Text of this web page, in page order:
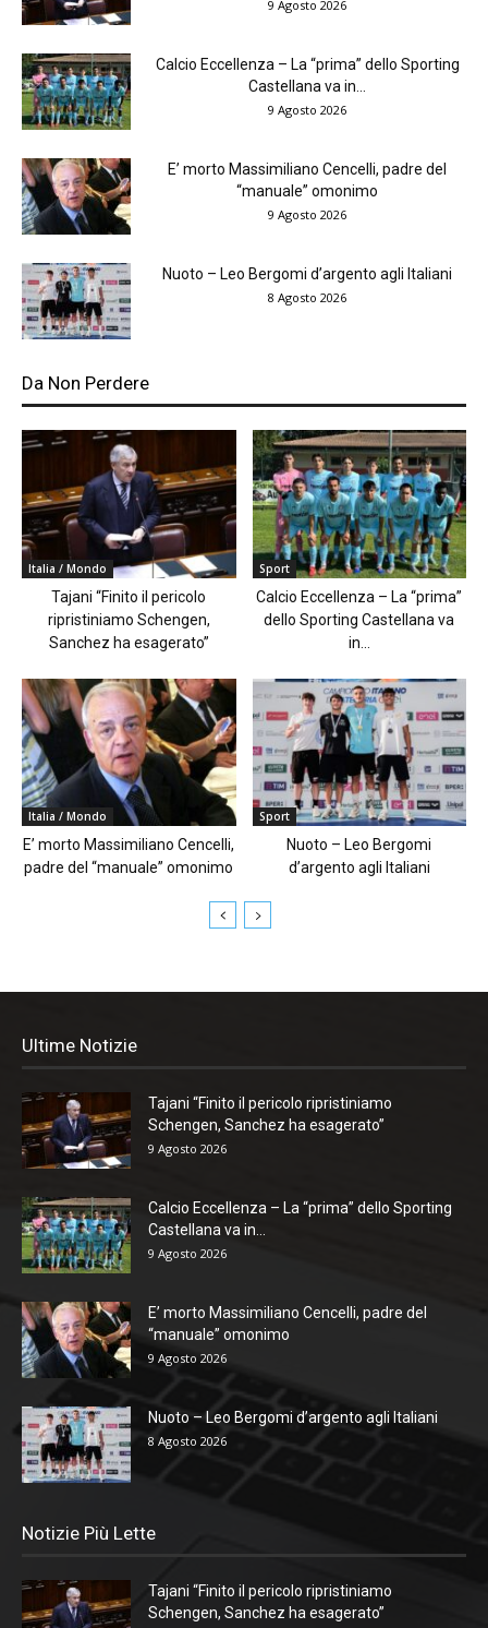
9 Agosto 2026
Calcio Eccellenza – La “prima” dello Sporting
Castellana va in...
9 Agosto 2026
E’ morto Massimiliano Cencelli, padre del
“manuale” omonimo
9 Agosto 2026
Nuoto – Leo Bergomi d’argento agli Italiani
8 Agosto 2026
Da Non Perdere
Italia / Mondo
Tajani “Finito il pericolo
ripristiniamo Schengen,
Sanchez ha esagerato”
Sport
Calcio Eccellenza – La “prima”
dello Sporting Castellana va
in...
Italia / Mondo
E’ morto Massimiliano Cencelli,
padre del “manuale” omonimo
Sport
Nuoto – Leo Bergomi
d’argento agli Italiani
Ultime Notizie
Tajani “Finito il pericolo ripristiniamo
Schengen, Sanchez ha esagerato”
9 Agosto 2026
Calcio Eccellenza – La “prima” dello Sporting
Castellana va in...
9 Agosto 2026
E’ morto Massimiliano Cencelli, padre del
“manuale” omonimo
9 Agosto 2026
Nuoto – Leo Bergomi d’argento agli Italiani
8 Agosto 2026
Notizie Più Lette
Tajani “Finito il pericolo ripristiniamo
Schengen, Sanchez ha esagerato”